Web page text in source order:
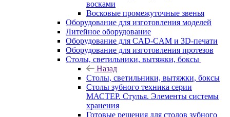
восками
Восковые промежуточные звенья
Оборудование для изготовления моделей
Литейное оборудование
Оборудование для CAD-CAM и 3D-печати
Оборудование для изготовления протезов
Cтолы, светильники, вытяжки, боксы
Назад
Cтолы, светильники, вытяжки, боксы
Столы зубного техника серии
МАСТЕР. Стулья. Элементы системы
хранения
Готовые решения для столов зубного